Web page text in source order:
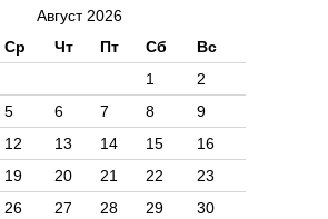
Август 2026
Ср Чт Пт Сб Вс
1
2
5 6 7 8
9
12 13 14 15
16
19 20 21 22
23
26 27 28 29
30